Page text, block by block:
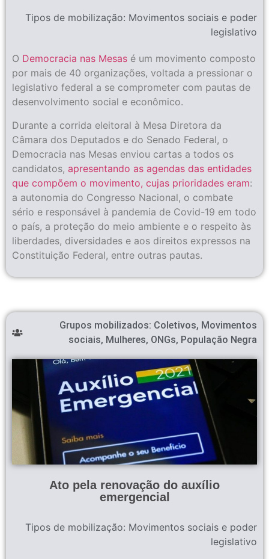
Tipos de mobilização: Movimentos sociais e poder
legislativo
O Democracia nas Mesas é um movimento composto
por mais de 40 organizações, voltada a pressionar o
legislativo federal a se comprometer com pautas de
desenvolvimento social e econômico.
Durante a corrida eleitoral à Mesa Diretora da
Câmara dos Deputados e do Senado Federal, o
Democracia nas Mesas enviou cartas a todos os
candidatos, apresentando as agendas das entidades
que compõem o movimento, cujas prioridades eram:
a autonomia do Congresso Nacional, o combate
sério e responsável à pandemia de Covid-19 em todo
o país, a proteção do meio ambiente e o respeito às
liberdades, diversidades e aos direitos expressos na
Constituição Federal, entre outras pautas.
Grupos mobilizados: Coletivos, Movimentos
sociais, Mulheres, ONGs, População Negra
Ato pela renovação do auxílio
emergencial
Tipos de mobilização: Movimentos sociais e poder
legislativo